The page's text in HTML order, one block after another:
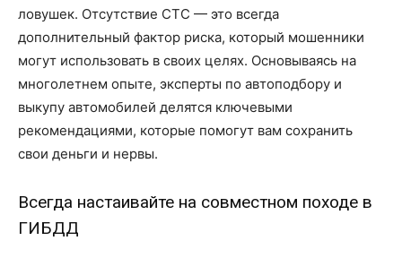
ловушек. Отсутствие СТС — это всегда
дополнительный фактор риска, который мошенники
могут использовать в своих целях. Основываясь на
многолетнем опыте, эксперты по автоподбору и
выкупу автомобилей делятся ключевыми
рекомендациями, которые помогут вам сохранить
свои деньги и нервы.
Всегда настаивайте на совместном походе в
ГИБДД